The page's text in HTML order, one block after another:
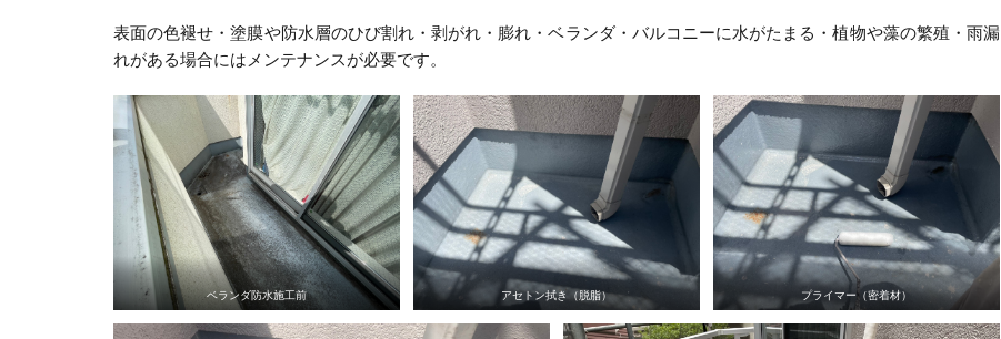
表面の色褪せ・塗膜や防水層のひび割れ・剥がれ・膨れ・ベランダ・バルコニーに水がたまる・植物や藻の繁殖・雨漏
れがある場合にはメンテナンスが必要です。
ベランダ防水施工前 アセトン拭き（脱脂） プライマー（密着材）